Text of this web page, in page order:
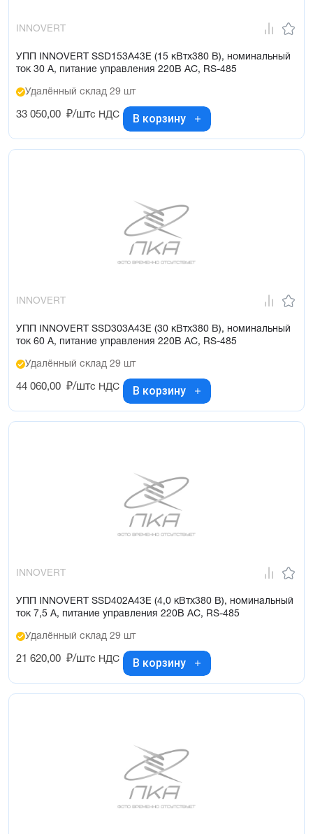
INNOVERT
УПП INNOVERT SSD153A43E (15 кВтx380 В), номинальный
ток 30 А, питание управления 220В AC, RS-485
Удалённый склад 29 шт
33 050,00 ₽/штс НДС В корзину
INNOVERT
УПП INNOVERT SSD303A43E (30 кВтx380 В), номинальный
ток 60 А, питание управления 220В AC, RS-485
Удалённый склад 29 шт
44 060,00 ₽/штс НДС В корзину
INNOVERT
УПП INNOVERT SSD402A43E (4,0 кВтx380 В), номинальный
ток 7,5 А, питание управления 220В AC, RS-485
Удалённый склад 29 шт
21 620,00 ₽/штс НДС В корзину